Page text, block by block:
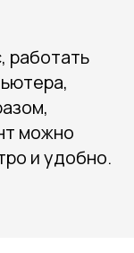
работать
можно
и удобно.